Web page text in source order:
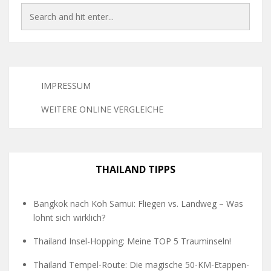
IMPRESSUM
WEITERE ONLINE VERGLEICHE
THAILAND TIPPS
Bangkok nach Koh Samui: Fliegen vs. Landweg – Was
lohnt sich wirklich?
Thailand Insel-Hopping: Meine TOP 5 Trauminseln!
Thailand Tempel-Route: Die magische 50-KM-Etappen-